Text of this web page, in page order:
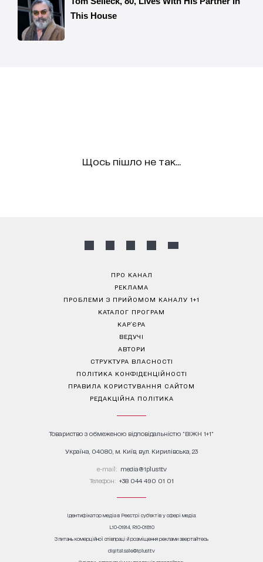
Щось пішло не так...
ПРО КАНАЛ
РЕКЛАМА
ПРОБЛЕМИ З ПРИЙОМОМ КАНАЛУ 1+1
КАТАЛОГ ПРОГРАМ
КАР’ЄРА
ВЕДУЧІ
АВТОРИ
СТРУКТУРА ВЛАСНОСТІ
ПОЛІТИКА КОНФІДЕНЦІЙНОСТІ
ПРАВИЛА КОРИСТУВАННЯ САЙТОМ
РЕДАКЦІЙНА ПОЛІТИКА
Товариство з обмеженою відповідальністю "ВІЖН 1+1"
Україна, 04080, м. Київ, вул. Кирилівська, 23
е-mail: media@1plus1.tv
Телефон: +38 044 490 01 01
Ідентифікатор медіа в Реєстрі суб’єктів у сфері медіа:
L10-01914, R10-01810
З питань комерційної співпраці й розміщення реклами звертайтесь
digital.sale@1plus1.tv